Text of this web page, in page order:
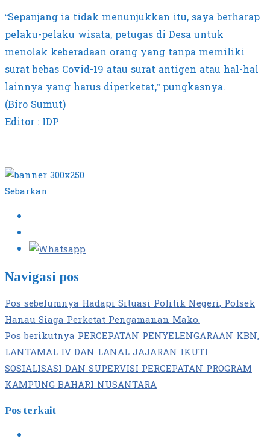
“Sepanjang ia tidak menunjukkan itu, saya berharap
pelaku-pelaku wisata, petugas di Desa untuk
menolak keberadaan orang yang tanpa memiliki
surat bebas Covid-19 atau surat antigen atau hal-hal
lainnya yang harus diperketat,” pungkasnya.
(Biro Sumut)
Editor : IDP
Sebarkan
Navigasi pos
Pos sebelumnyaHadapi Situasi Politik Negeri, Polsek
Hanau Siaga Perketat Pengamanan Mako.
Pos berikutnyaPERCEPATAN PENYELENGARAAN KBN,
LANTAMAL IV DAN LANAL JAJARAN IKUTI
SOSIALISASI DAN SUPERVISI PERCEPATAN PROGRAM
KAMPUNG BAHARI NUSANTARA
Pos terkait